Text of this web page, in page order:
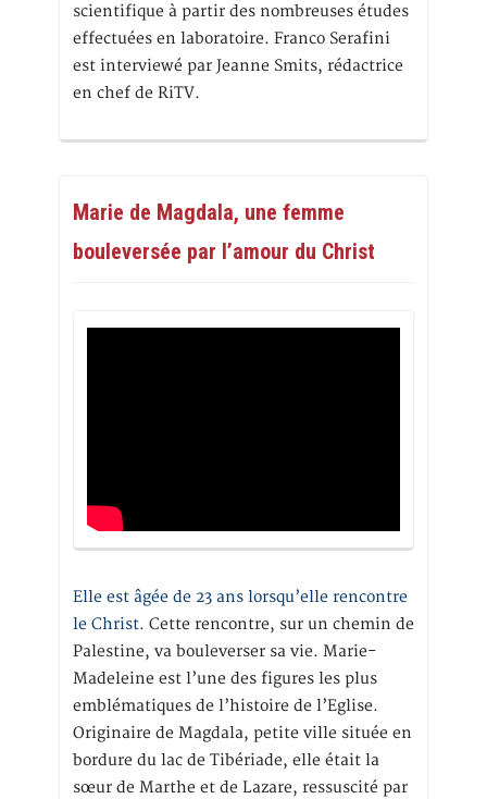
scientifique à partir des nombreuses études
effectuées en laboratoire. Franco Serafini
est interviewé par Jeanne Smits, rédactrice
en chef de RiTV.
Marie de Magdala, une femme
bouleversée par l’amour du Christ
Elle est âgée de 23 ans lorsqu’elle rencontre
le Christ. Cette rencontre, sur un chemin de
Palestine, va bouleverser sa vie. Marie-
Madeleine est l’une des figures les plus
emblématiques de l’histoire de l’Eglise.
Originaire de Magdala, petite ville située en
bordure du lac de Tibériade, elle était la
sœur de Marthe et de Lazare, ressuscité par